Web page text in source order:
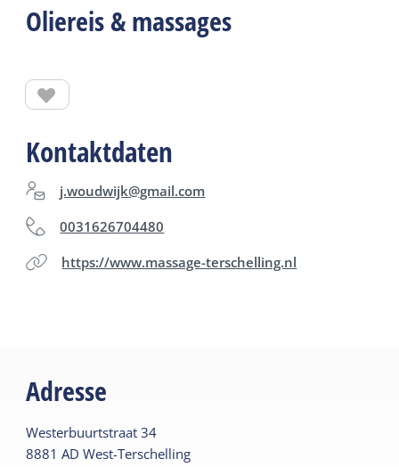
Oliereis & massages
Kontaktdaten
j.woudwijk@gmail.com
0031626704480
https://www.massage-terschelling.nl
Adresse
Westerbuurtstraat 34
8881 AD West-Terschelling